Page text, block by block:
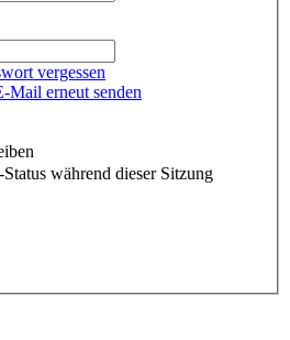
vergessen
erneut senden
während dieser Sitzung